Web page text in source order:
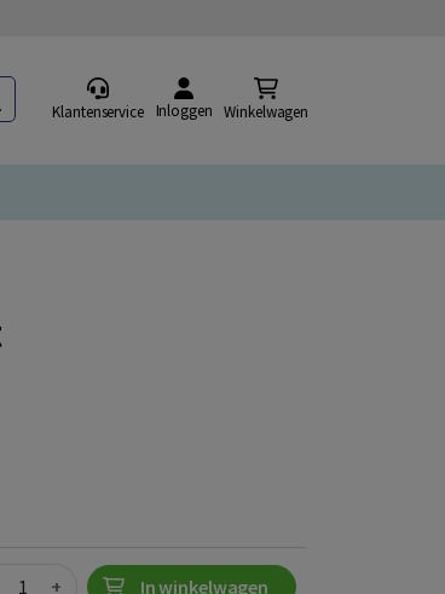
Klantenservice Inloggen Winkelwagen
+ In winkelwagen